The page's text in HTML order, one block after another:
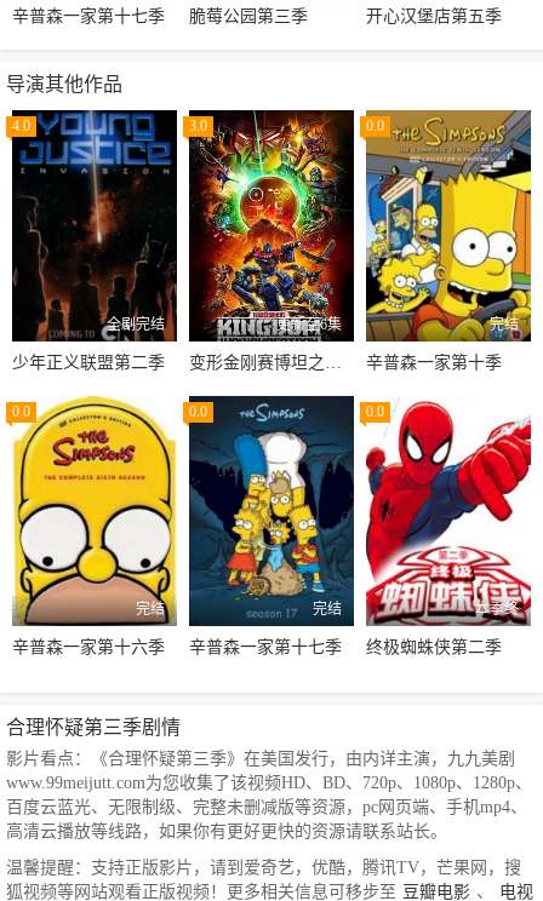
辛普森一家第十七季 脆莓公园第三季 开心汉堡店第五季
导演其他作品
4.0
全剧完结
少年正义联盟第二季
3.0
更新至6集
0.0
完结
辛普森一家第十季
0.0
完结
辛普森一家第十六季
0.0
完结
辛普森一家第十七季
0.0
本季终
终极蜘蛛侠第二季
合理怀疑第三季剧情
影片看点：《合理怀疑第三季》在美国发行，由内详主演，九九美剧
www.99meijutt.com为您收集了该视频HD、BD、720p、1080p、1280p、
百度云蓝光、无限制级、完整未删减版等资源，pc网页端、手机mp4、
高清云播放等线路，如果你有更好更快的资源请联系站长。
温馨提醒：支持正版影片，请到爱奇艺，优酷，腾讯TV，芒果网，搜
狐视频等网站观看正版视频！更多相关信息可移步至 豆瓣电影 、 电视